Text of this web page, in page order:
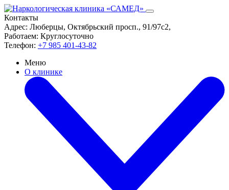
Контакты
Адрес: Люберцы, Октябрьский просп., 91/97с2,
Работаем: Круглосуточно
Телефон: +7 985 401-43-82
Меню
О клинике